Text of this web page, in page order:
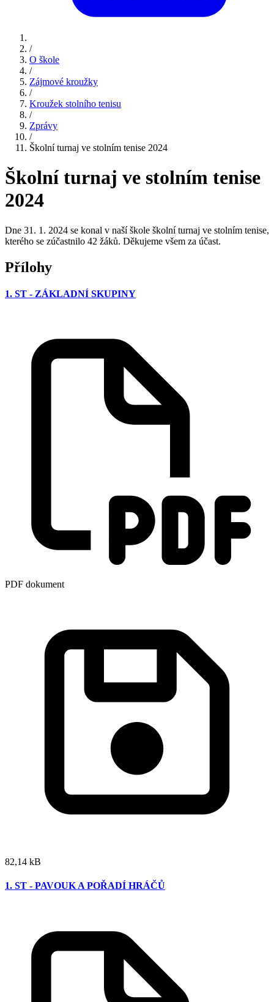
/
O škole
/
Zájmové kroužky
/
Kroužek stolního tenisu
/
Zprávy
/
Školní turnaj ve stolním tenise 2024
Školní turnaj ve stolním tenise
2024
Dne 31. 1. 2024 se konal v naší škole školní turnaj ve stolním tenise,
kterého se zúčastnilo 42 žáků. Děkujeme všem za účast.
Přílohy
1. ST - ZÁKLADNÍ SKUPINY
PDF dokument
82,14 kB
1. ST - PAVOUK A POŘADÍ HRÁČŮ